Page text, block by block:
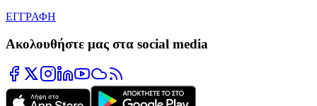
ΕΓΓΡΑΦΗ
Ακολουθήστε μας στα social media